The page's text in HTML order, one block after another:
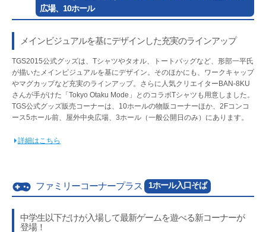
広場、10ホール
メインビジュアルを基にデザインした充実のラインアップ
TGS2015公式グッズは、Tシャツやタオル、トートバッグなど、形部一平氏
が描いたメインビジュアルを基にデザイン。そのほかにも、ワークキャップ
やマグカップなど充実のラインアップ。さらに人気クリエイターBAN-8KU
さんが手がけた「Tokyo Otaku Mode」とのコラボTシャツも用意しました。
TGS公式グッズ販売コーナーは、10ホールの物販コーナーほか、2Fコンコ
ース5ホール前、屋外中央広場、3ホール（一般公開日のみ）にあります。
詳細はこちら
ファミリーコーナープラス 1ホール入口そば
中学生以下だけが入場して最新ゲームを遊べる新コーナーが
登場！